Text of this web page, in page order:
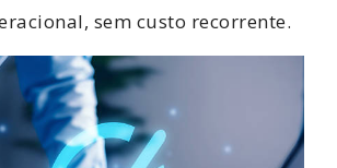
sem custo recorrente.